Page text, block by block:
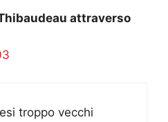
attraverso
troppo vecchi